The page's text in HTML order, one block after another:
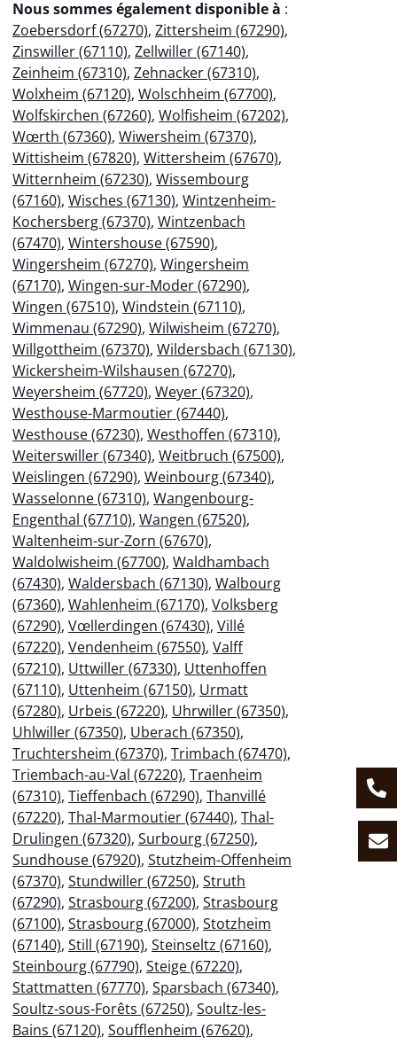
Nous sommes également disponible à :
Zoebersdorf (67270), Zittersheim (67290),
Zinswiller (67110), Zellwiller (67140),
Zeinheim (67310), Zehnacker (67310),
Wolxheim (67120), Wolschheim (67700),
Wolfskirchen (67260), Wolfisheim (67202),
Wœrth (67360), Wiwersheim (67370),
Wittisheim (67820), Wittersheim (67670),
Witternheim (67230), Wissembourg
(67160), Wisches (67130), Wintzenheim-
Kochersberg (67370), Wintzenbach
(67470), Wintershouse (67590),
Wingersheim (67270), Wingersheim
(67170), Wingen-sur-Moder (67290),
Wingen (67510), Windstein (67110),
Wimmenau (67290), Wilwisheim (67270),
Willgottheim (67370), Wildersbach (67130),
Wickersheim-Wilshausen (67270),
Weyersheim (67720), Weyer (67320),
Westhouse-Marmoutier (67440),
Westhouse (67230), Westhoffen (67310),
Weiterswiller (67340), Weitbruch (67500),
Weislingen (67290), Weinbourg (67340),
Wasselonne (67310), Wangenbourg-
Engenthal (67710), Wangen (67520),
Waltenheim-sur-Zorn (67670),
Waldolwisheim (67700), Waldhambach
(67430), Waldersbach (67130), Walbourg
(67360), Wahlenheim (67170), Volksberg
(67290), Vœllerdingen (67430), Villé
(67220), Vendenheim (67550), Valff
(67210), Uttwiller (67330), Uttenhoffen
(67110), Uttenheim (67150), Urmatt
(67280), Urbeis (67220), Uhrwiller (67350),
Uhlwiller (67350), Uberach (67350),
Truchtersheim (67370), Trimbach (67470),
Triembach-au-Val (67220), Traenheim
(67310), Tieffenbach (67290), Thanvillé
(67220), Thal-Marmoutier (67440), Thal-
Drulingen (67320), Surbourg (67250),
Sundhouse (67920), Stutzheim-Offenheim
(67370), Stundwiller (67250), Struth
(67290), Strasbourg (67200), Strasbourg
(67100), Strasbourg (67000), Stotzheim
(67140), Still (67190), Steinseltz (67160),
Steinbourg (67790), Steige (67220),
Stattmatten (67770), Sparsbach (67340),
Soultz-sous-Forêts (67250), Soultz-les-
Bains (67120), Soufflenheim (67620),